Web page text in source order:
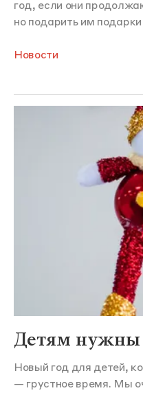
год, если они
но подарить им
Новости
Детям нужны
Новый год для детей,
— грустное время. Мы